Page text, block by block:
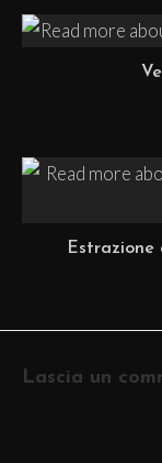
Estrazione
Lascia un